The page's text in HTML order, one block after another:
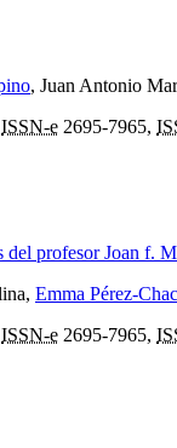
, Juan Antonio
ISSN-e 2695-7965,
del profesor Joan f.
Emma Pérez-
ISSN-e 2695-7965,